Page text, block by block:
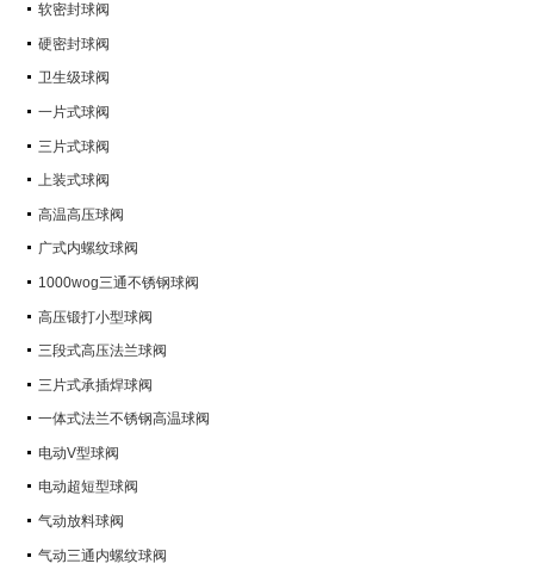
软密封球阀
硬密封球阀
卫生级球阀
一片式球阀
三片式球阀
上装式球阀
高温高压球阀
广式内螺纹球阀
1000wog三通不锈钢球阀
高压锻打小型球阀
三段式高压法兰球阀
三片式承插焊球阀
一体式法兰不锈钢高温球阀
电动V型球阀
电动超短型球阀
气动放料球阀
气动三通内螺纹球阀